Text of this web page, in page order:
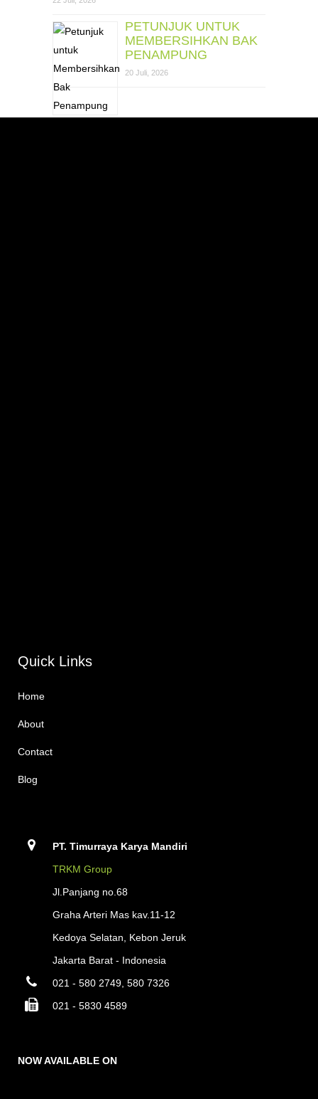
PETUNJUK UNTUK
MEMBERSIHKAN BAK
PENAMPUNG
20 Juli, 2026
Quick Links
Home
About
Contact
Blog
PT. Timurraya Karya Mandiri
TRKM Group
Jl.Panjang no.68
Graha Arteri Mas kav.11-12
Kedoya Selatan, Kebon Jeruk
Jakarta Barat - Indonesia
021 - 580 2749, 580 7326
021 - 5830 4589
NOW AVAILABLE ON